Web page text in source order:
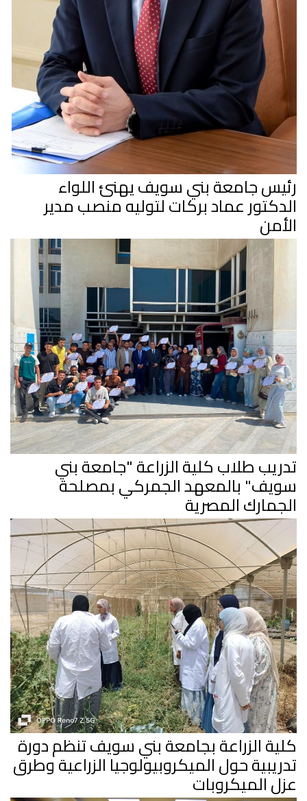
رئيس جامعة بني سويف يهنئ اللواء
الدكتور عماد بركات لتوليه منصب مدير
الأمن
تدريب طلاب كلية الزراعة "جامعة بني
سويف" بالمعهد الجمركي بمصلحة
الجمارك المصرية
كلية الزراعة بجامعة بني سويف تنظم دورة
تدريبية حول الميكروبيولوجيا الزراعية وطرق
عزل الميكروبات